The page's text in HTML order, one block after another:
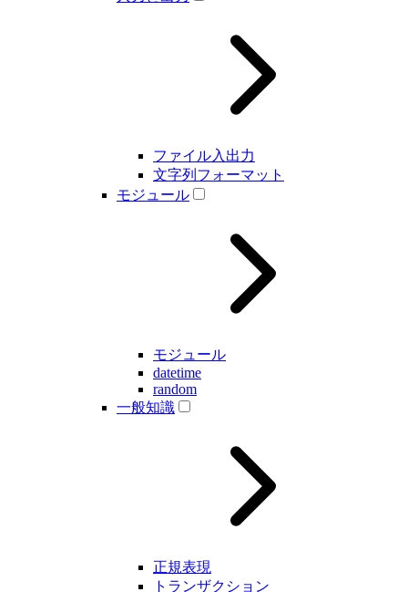
ファイル入出力
文字列フォーマット
モジュール
モジュール
datetime
random
一般知識
正規表現
トランザクション